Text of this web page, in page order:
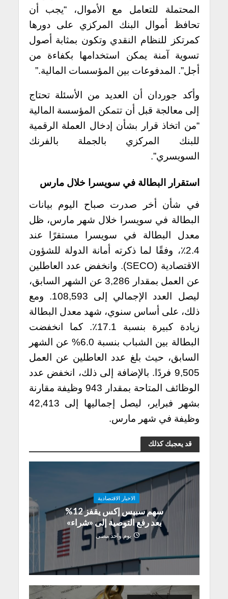
المحتملة للتعامل مع الأموال، “يجب أن
تحافظ أموال البنك المركزي على دورها
كمرتكز للنظام النقدي وتكون بمثابة أصول
تسوية آمنة يمكن استخدامها بكفاءة من
أجل”. المدفوعات بين المؤسسات المالية.”
وأكد جوردان أن العديد من الأسئلة تحتاج
إلى معالجة قبل أن تتمكن المؤسسة المالية
“من اتخاذ قرار بشأن إدخال العملة الرقمية
للبنك المركزي بالجملة بالفرنك
السويسري”.
استقرار البطالة في سويسرا خلال مارس
في شأن أخر صدرت صباح اليوم بيانات
البطالة في سويسرا خلال شهر مارس، ظل
معدل البطالة في سويسرا مستقرًا عند
2.4٪، وفقًا لما ذكرته أمانة الدولة للشؤون
الاقتصادية (SECO). وانخفض عدد العاطلين
عن العمل بمقدار 3,286 عن الشهر السابق،
ليصل العدد الإجمالي إلى 108,593. ومع
ذلك، على أساس سنوي، شهد معدل البطالة
زيادة كبيرة بنسبة 17.1٪. كما انخفضت
البطالة بين الشباب بنسبة 6.0% عن الشهر
السابق، حيث بلغ عدد العاطلين عن العمل
9,505 فردًا. بالإضافة إلى ذلك، انخفض عدد
الوظائف المتاحة بمقدار 943 وظيفة مقارنة
بشهر فبراير، ليصل إجماليها إلى 42,413
وظيفة في شهر مارس.
قد يعجبك كذلك
الاخبار الاقتصادية
سهم سبيس إكس يقفز 12%
بعد رفع التوصية إلى «شراء»
يوم واحد مضى